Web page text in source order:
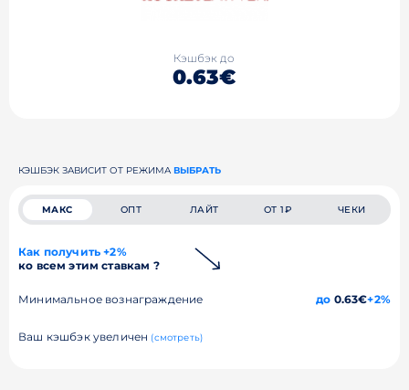
Кэшбэк до
0.63€
КЭШБЭК ЗАВИСИТ ОТ РЕЖИМА ВЫБРАТЬ
МАКС ОПТ ЛАЙТ ОТ 1₽ ЧЕКИ
Как получить +2%
ко всем этим ставкам ?
Минимальное вознаграждение до 0.63€+2%
Ваш кэшбэк увеличен (смотреть)